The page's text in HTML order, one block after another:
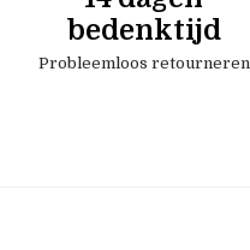
bedenktijd
Probleemloos retourneren